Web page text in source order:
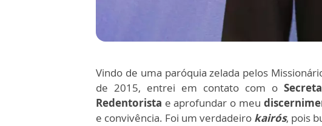
Vindo de uma paróquia zelada pelos
de 2015, entrei em contato com o
Redentorista e aprofundar o meu
e convivência. Foi um verdadeiro kairós, pois